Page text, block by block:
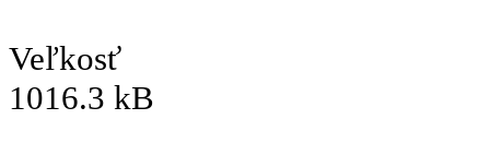
Veľkosť
1016.3 kB